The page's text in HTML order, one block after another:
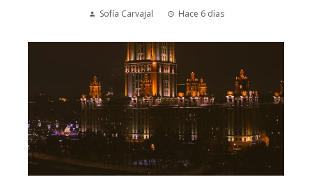
Sofía Carvajal Hace 6 días